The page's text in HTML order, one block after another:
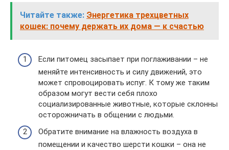
Читайте также: Энергетика трехцветных
кошек: почему держать их дома — к счастью
Если питомец засыпает при поглаживании – не
меняйте интенсивность и силу движений, это
может спровоцировать испуг. К тому же таким
образом могут вести себя плохо
социализированные животные, которые склонны
осторожничать в общении с людьми.
Обратите внимание на влажность воздуха в
помещении и качество шерсти кошки – она не